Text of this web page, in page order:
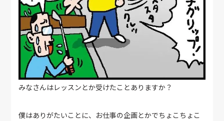
みなさんはレッスンとか受けたことありますか？
僕はありがたいことに、お仕事の企画とかでちょこちょこ